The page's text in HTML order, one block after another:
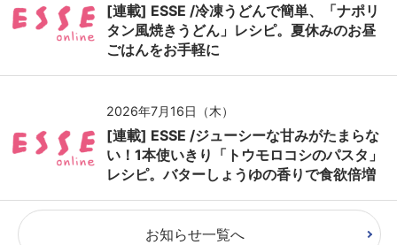
[連載] ESSE /冷凍うどんで簡単、「ナポリ
タン風焼きうどん」レシピ。夏休みのお昼
ごはんをお手軽に
2026年7月16日（木）
[連載] ESSE /ジューシーな甘みがたまらな
い！1本使いきり「トウモロコシのパスタ」
レシピ。バターしょうゆの香りで食欲倍増
お知らせ一覧へ